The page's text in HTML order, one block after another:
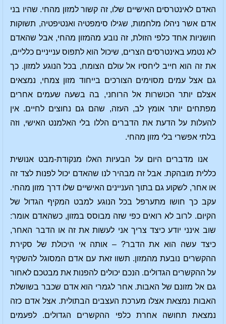
האדם לאינטרסים האישיים שלו, זה קשור למזון מהחי. שהיו בני
אדם אשר ניהלו מלחמות, שגילו סימפטיה ואנטיפטיה, תשוקות
חושניות אחד כלפי הזולת, זה נובע מהמזון מהחי, אבל שהאדם
לא נטמע באינטרסים הצרים, שיכול הוא לתפוס ענייניים כלליים,
את זה הוא חייב ליחסיו אל עולם הצומח, בכל הנוגע למזון. כך
גם אצל עמים מסוימים הצורכים בייחוד מזון צמחי, נמצאים
אצלם יותר הכושרות אל הרוחני, בה בשעה שעמים אחרים
מפתחים יותר אומץ לב, העזה, שהם גם נחוצים לחיים. אין
להעלות על הדעת את הדברים הללו בלי האלמנט האישי, וזה
בלתי אפשרי בלי מזון מהחי.
אנו מדברים היום על הבעיות האלו מנקודת-מבט אנושית
כללית מובהקת. אבל זה מבהיר לנו שהאדם יכול לפנות לצד זה
או אחר, לשקוע גם בתוך העניינים האישיים שלו דרך מזון מהחי.
עקב כך חושו מתערפל בכל הנוגע למבט המקיף הגדול של
הקיום. לרוב לא רואים כפי שזה מבוסס במזון, כשהאדם אומר:
שוב אינני יודע כיצד צריך אני לעשות את זה או הדבר האחר,
כיצד עשה הוא את הדבר? – אותה אי היכולת של סקירת
ההקשרים נובעת מהמזון. תשוו זאת עם אדם המסוגל להשקיף
על ההקשרים הגדולים. הנכם יכולים להפנות את מבטכם לאחור
גם אל מזונם של האבות. אחר לגמרי הוא אדם שכבר בשושלת
האבות נמצאת אצלו מערכת העצבים הבתולית. אצל אדם כזה
נמצאת תחושה אחרת כלפי ההקשרים הגדולים. לפעמים